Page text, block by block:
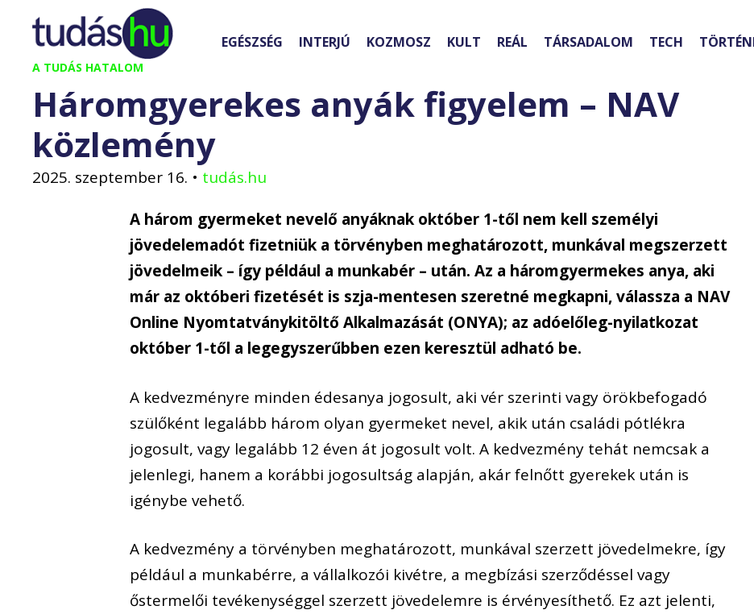
Kilépés
tartalomba
A TUDÁS HATALOM
EGÉSZSÉG INTERJÚ KOZMOSZ KULT REÁL TÁRSADALOM TECH
Háromgyerekes anyák figyelem – NAV
közlemény
2025. szeptember 16. • tudás.hu
A három gyermeket nevelő anyáknak október 1-től nem kell személyi
jövedelemadót fizetniük a törvényben meghatározott, munkával megszerzett
jövedelmeik – így például a munkabér – után. Az a háromgyermekes anya, aki
már az októberi fizetését is szja-mentesen szeretné megkapni, válassza a NAV
Online Nyomtatványkitöltő Alkalmazását (ONYA); az adóelőleg-nyilatkozat
október 1-től a legegyszerűbben ezen keresztül adható be.
A kedvezményre minden édesanya jogosult, aki vér szerinti vagy örökbefogadó
szülőként legalább három olyan gyermeket nevel, akik után családi pótlékra
jogosult, vagy legalább 12 éven át jogosult volt. A kedvezmény tehát nemcsak a
jelenlegi, hanem a korábbi jogosultság alapján, akár felnőtt gyerekek után is
igénybe vehető.
A kedvezmény a törvényben meghatározott, munkával szerzett jövedelmekre, így
például a munkabérre, a vállalkozói kivétre, a megbízási szerződéssel vagy
őstermelői tevékenységgel szerzett jövedelemre is érvényesíthető. Ez azt jelenti,